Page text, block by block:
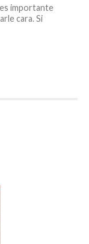
importante
cara. Si